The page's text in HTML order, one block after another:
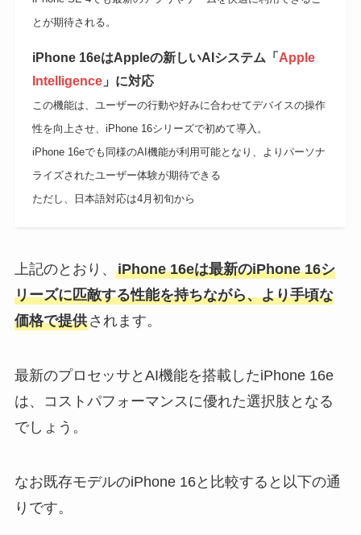
とが期待される。
iPhone 16eはAppleの新しいAIシステム「Apple
Intelligence 」に対応
この機能は、ユーザーの行動や好みに合わせてデバイスの操作
性を向上させ、iPhone 16シリーズで初めて導入。
iPhone 16eでも同様のAI機能が利用可能となり、よりパーソナ
ライズされたユーザー体験が期待できる
ただし、日本語対応は4月初旬から
上記のとおり、 iPhone 16eは最新のiPhone 16シ
リーズに匹敵する性能を持ちながら、より手頃な
価格で提供されます。
最新のプロセッサとAI機能を搭載したiPhone 16e
は、コストパフォーマンスに優れた選択肢となる
でしょう。
なお既存モデルのiPhone 16と比較すると以下の通
りです。